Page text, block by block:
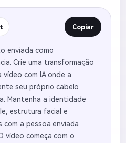
Copiar
enviada como
Crie uma transformação
vídeo com IA onde a
seu próprio cabelo
Mantenha a identidade
estrutura facial e
a pessoa enviada
vídeo começa com o